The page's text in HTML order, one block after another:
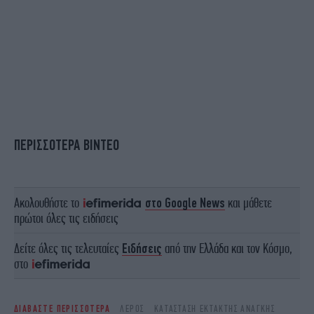
ΠΕΡΙΣΣΟΤΕΡΑ ΒΙΝΤΕΟ
Ακολουθήστε το στο Google News και μάθετε
πρώτοι όλες τις ειδήσεις
Δείτε όλες τις τελευταίες Ειδήσεις από την Ελλάδα και τον Κόσμο,
στο
ΔΙΑΒΑΣΤΕ ΠΕΡΙΣΣΟΤΕΡΑ ΛΈΡΟΣ
ΚΑΤΆΣΤΑΣΗ ΈΚΤΑΚΤΗΣ ΑΝΆΓΚΗΣ